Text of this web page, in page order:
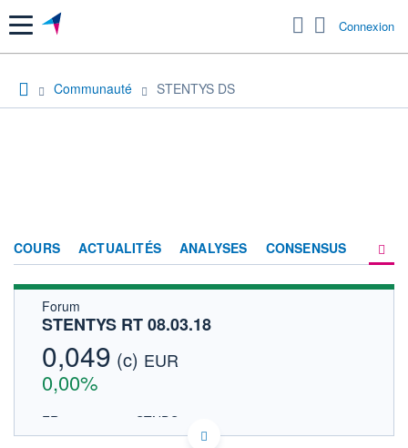
Menu Connexion
Communauté STENTYS DS
COURS ACTUALITÉS ANALYSES CONSENSUS
Forum
STENTYS RT 08.03.18
0,049 (c) EUR
0,00%
FR0013319076 STNDS
EURONEXT PARIS DONNÉES TEMPS RÉEL